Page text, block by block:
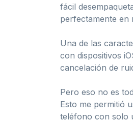
fácil
perfectamente en
Una de las
con dispositivos
cancelación de
Pero eso no es
Esto me permitió
teléfono con solo